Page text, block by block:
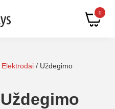
0
Elektrodai / Uždegimo
Uždegimo